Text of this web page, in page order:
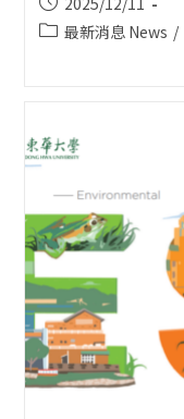
published:
Post最新消息 News /